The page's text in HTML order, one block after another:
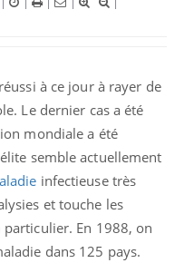
à ce jour à rayer de
Le dernier cas a été
mondiale a été
semble actuellement
infectieuse très
et touche les
En 1988, on
dans 125 pays.